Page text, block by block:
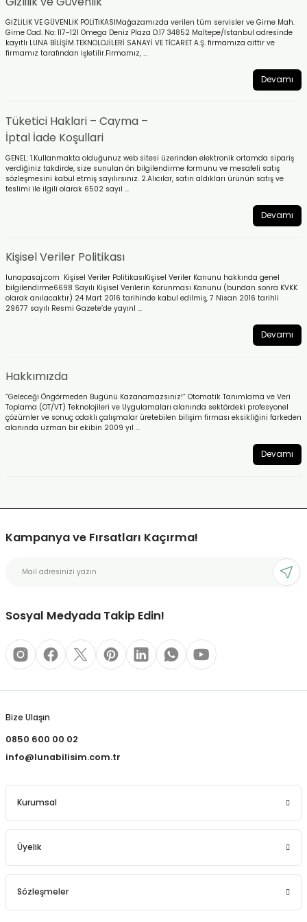
Malzemeleri
Printing Solution
GİZLİLİK VE GÜVENLİK POLİTİKASIMağazamızda verilen tüm servisler ve Girne Mah.
Girne Cad. No: 117-121 Omega Deniz Plaza D.17 34852 Maltepe/İstanbul adresinde
kayıtlı LUNA BİLİŞİM TEKNOLOJİLERİ SANAYİ VE TİCARET A.Ş. firmamıza aittir ve
firmamız tarafından işletilir.Firmamız, ...
Devamı
Tüketici Haklari – Cayma –
İptal İade Koşullari
GENEL: 1.Kullanmakta olduğunuz web sitesi üzerinden elektronik ortamda sipariş
verdiğiniz takdirde, size sunulan ön bilgilendirme formunu ve mesafeli satış
sözleşmesini kabul etmiş sayılırsınız. 2.Alıcılar, satın aldıkları ürünün satış ve
teslimi ile ilgili olarak 6502 sayıl ...
Devamı
Kişisel Veriler Politikası
lunapasaj.com Kişisel Veriler PolitikasıKişisel Veriler Kanunu hakkında genel
bilgilendirme6698 Sayılı Kişisel Verilerin Korunması Kanunu (bundan sonra KVKK
olarak anılacaktır) 24 Mart 2016 tarihinde kabul edilmiş, 7 Nisan 2016 tarihli
29677 sayılı Resmi Gazete’de yayınl ...
Devamı
Hakkımızda
“Geleceği Öngörmeden Bugünü Kazanamazsınız!” Otomatik Tanımlama ve Veri
Toplama (OT/VT) Teknolojileri ve Uygulamaları alanında sektördeki profesyonel
çözümler ve sonuç odaklı çalışmalar üretebilen bilişim firması eksikliğini farkeden
alanında uzman bir ekibin 2009 yıl ...
Devamı
Kampanya ve Fırsatları Kaçırma!
Sosyal Medyada Takip Edin!
Bize Ulaşın
0850 600 00 02
info@lunabilisim.com.tr
Kurumsal
Üyelik
Sözleşmeler